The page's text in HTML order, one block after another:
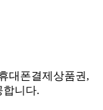
대폰결제상품권,
합니다.